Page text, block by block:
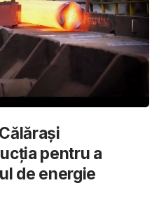
pentru a
de energie